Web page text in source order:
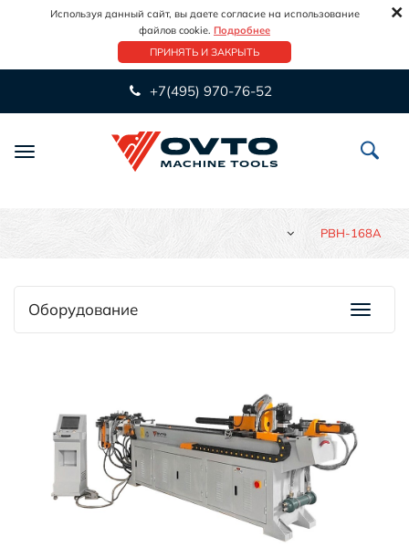
Используя данный сайт, вы даете согласие на использование
файлов cookie. Подробнее
ПРИНЯТЬ И ЗАКРЫТЬ
×
+7(495) 970-76-52
Переключить
PBH-168A
Оборудование